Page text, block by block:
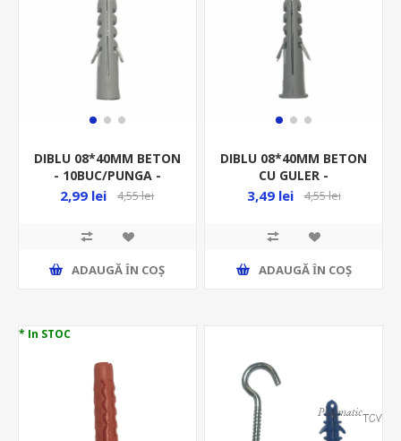
DIBLU 08*40MM BETON
- 10BUC/PUNGA -
34253/224.43.00/P10
2,99 lei 4,55 lei
ADAUGĂ ȊN COŞ
DIBLU 08*40MM BETON
CU GULER -
10BUC/PUNGA
3,49 lei 4,55 lei
ADAUGĂ ȊN COŞ
* In STOC